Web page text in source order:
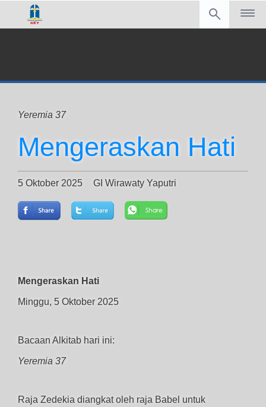
Yeremia 37
Mengeraskan Hati
5 Oktober 2025 GI Wirawaty Yaputri
Mengeraskan Hati
Minggu, 5 Oktober 2025
Bacaan Alkitab hari ini:
Yeremia 37
Raja Zedekia diangkat oleh raja Babel untuk